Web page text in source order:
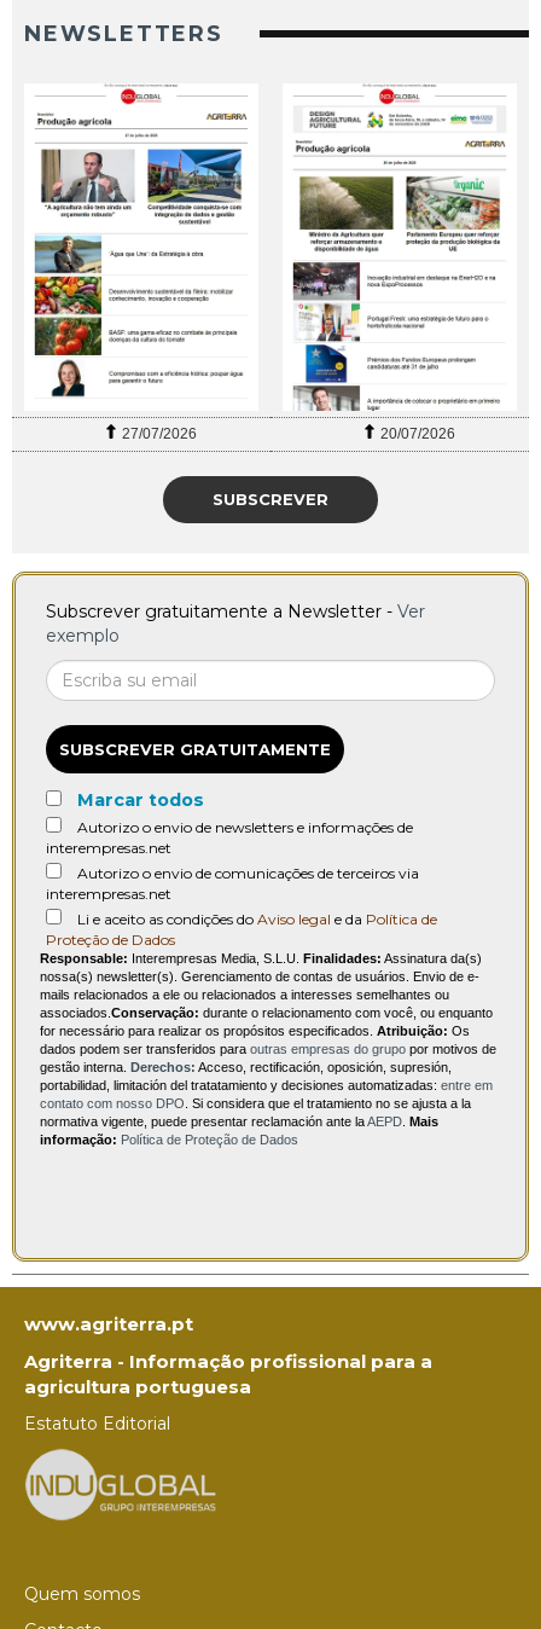
NEWSLETTERS
27/07/2026 20/07/2026
SUBSCREVER
Subscrever gratuitamente a Newsletter - Ver
exemplo
SUBSCREVER GRATUITAMENTE
Marcar todos
Autorizo o envio de newsletters e informações de
interempresas.net
Autorizo o envio de comunicações de terceiros via
interempresas.net
Li e aceito as condições do Aviso legal e da Política de
Proteção de Dados
Responsable: Interempresas Media, S.L.U. Finalidades: Assinatura da(s)
nossa(s) newsletter(s). Gerenciamento de contas de usuários. Envio de e-
mails relacionados a ele ou relacionados a interesses semelhantes ou
associados. Conservação: durante o relacionamento com você, ou enquanto
for necessário para realizar os propósitos especificados. Atribuição: Os
dados podem ser transferidos para outras empresas do grupo por motivos de
gestão interna. Derechos: Acceso, rectificación, oposición, supresión,
portabilidad, limitación del tratatamiento y decisiones automatizadas: entre em
contato com nosso DPO . Si considera que el tratamiento no se ajusta a la
normativa vigente, puede presentar reclamación ante laAEPD Mais
informação: Política de Proteção de Dados
www.agriterra.pt
Agriterra - Informação profissional para a
agricultura portuguesa
Estatuto Editorial
Quem somos